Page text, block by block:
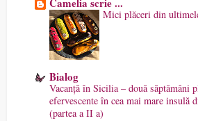
Mici plăceri din
Bialog
Vacanță în Sicilia – două săptămâni
efervescente în cea mai mare insulă
(partea a II a)